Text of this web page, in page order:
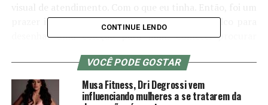
prazer imenso receber esse convite da Rute Falco para
desenhar uma coleção para mim. Comecei procurar
transformar em jaleco. E juntos, montamos coleção
Lady Anna. Sonho realizado”
CONTINUE LENDO
VOCÊ PODE GOSTAR
Musa Fitness, Dri Degrossi vem
influenciando mulheres a se tratarem da